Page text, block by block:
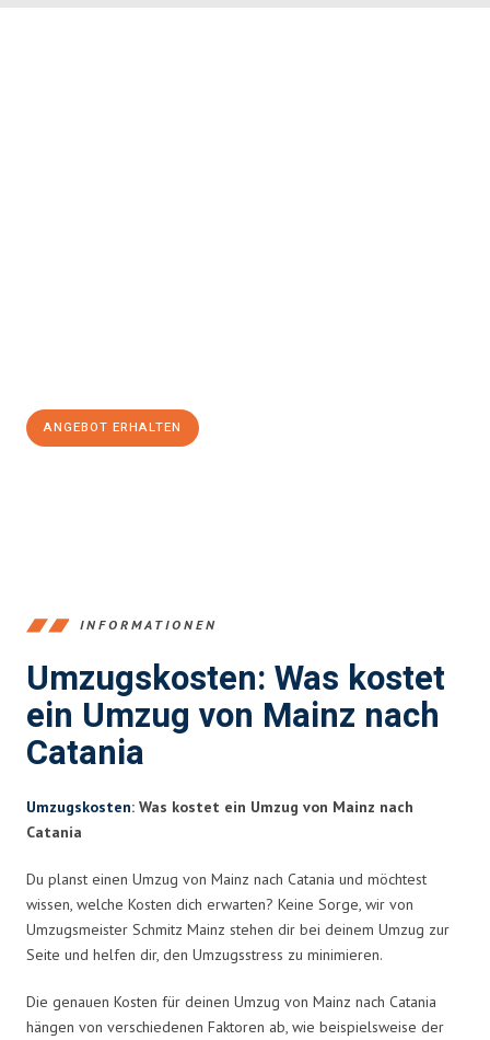
ANGEBOT ERHALTEN
INFORMATIONEN
Umzugskosten: Was kostet
ein Umzug von Mainz nach
Catania
Umzugskosten: Was kostet ein Umzug von Mainz nach
Catania
Du planst einen Umzug von Mainz nach Catania und möchtest
wissen, welche Kosten dich erwarten? Keine Sorge, wir von
Umzugsmeister Schmitz Mainz stehen dir bei deinem Umzug zur
Seite und helfen dir, den Umzugsstress zu minimieren.
Die genauen Kosten für deinen Umzug von Mainz nach Catania
hängen von verschiedenen Faktoren ab, wie beispielsweise der